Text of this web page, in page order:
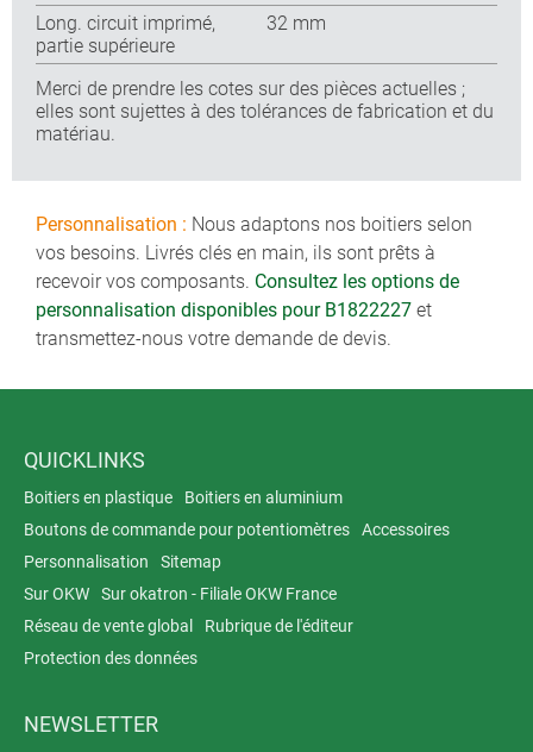
Long. circuit imprimé,
partie supérieure
32 mm
Merci de prendre les cotes sur des pièces actuelles ;
elles sont sujettes à des tolérances de fabrication et du
matériau.
Personnalisation : Nous adaptons nos boitiers selon
vos besoins. Livrés clés en main, ils sont prêts à
recevoir vos composants. Consultez les options de
personnalisation disponibles pour B1822227 et
transmettez-nous votre demande de devis.
QUICKLINKS
Boitiers en plastique
Boitiers en aluminium
Boutons de commande pour potentiomètres
Accessoires
Personnalisation
Sitemap
Sur OKW
Sur okatron - Filiale OKW France
Réseau de vente global
Rubrique de l'éditeur
Protection des données
NEWSLETTER